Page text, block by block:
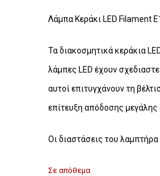
Λάμπα Κεράκι LED Filament
Τα διακοσμητικά κεράκια
λάμπες LED έχουν
αυτοί επιτυγχάνουν τη
επίτευξη απόδοσης μεγάλης
Οι διαστάσεις του
Σε απόθεμα